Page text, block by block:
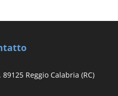
Reggio Calabria (RC)